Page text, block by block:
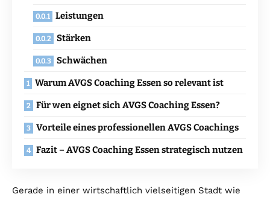
Leistungen
Stärken
Schwächen
Warum AVGS Coaching Essen so relevant ist
Für wen eignet sich AVGS Coaching Essen?
Vorteile eines professionellen AVGS Coachings
Fazit – AVGS Coaching Essen strategisch nutzen
Gerade in einer wirtschaftlich vielseitigen Stadt wie